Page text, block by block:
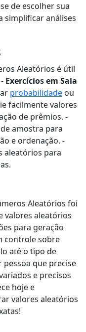
de escolher sua
simplificar análises
Aleatórios é útil
Exercícios em Sala
probabilidade ou
facilmente valores
de prêmios. -
amostra para
e ordenação. -
aleatórios para
Aleatórios foi
valores aleatórios
para geração
controle sobre
até o tipo de
que precise
e precisos
hoje e
valores aleatórios